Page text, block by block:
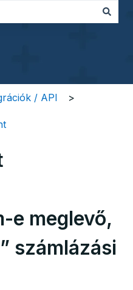
/ API
e meglevő,
számlázási